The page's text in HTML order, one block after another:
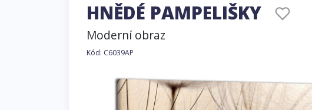
HNĚDÉ PAMPELIŠKY
Moderní obraz
Kód: C6039AP